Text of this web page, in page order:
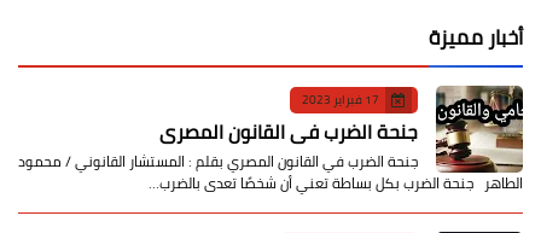
أخبار مميزة
17 فبراير 2023
جنحة الضرب في القانون المصري
جنحة الضرب في القانون المصري بقلم : المستشار القانوني / محمود
الطاهر جنحة الضرب بكل بساطة تعني أن شخصًا تعدى بالضرب…